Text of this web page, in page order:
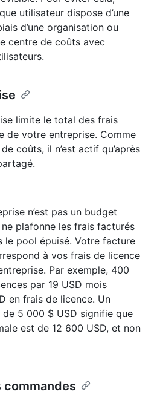
utilisateur dispose d’une
d’une organisation ou
centre de coûts avec
limite le total des frais
de votre entreprise. Comme
coûts, il n’est actif qu’après
n’est pas un budget
plafonne les frais facturés
le pool épuisé. Votre facture
à vos frais de licence
Par exemple, 400
par 19 USD mois
en frais de licence. Un
de 5 000 $ USD signifie que
est de 12 600 USD, et non
commandes